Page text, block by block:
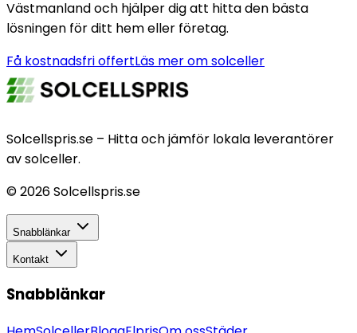
Västmanland och hjälper dig att hitta den bästa
lösningen för ditt hem eller företag.
Få kostnadsfri offertLäs mer om solceller
Solcellspris.se – Hitta och jämför lokala leverantörer
av solceller.
©2026Solcellspris.se
Snabblänkar
Kontakt
Snabblänkar